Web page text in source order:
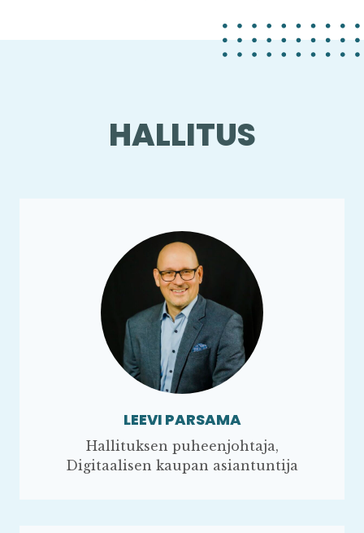
HALLITUS
LEEVI PARSAMA
Hallituksen puheenjohtaja,
Digitaalisen kaupan asiantuntija